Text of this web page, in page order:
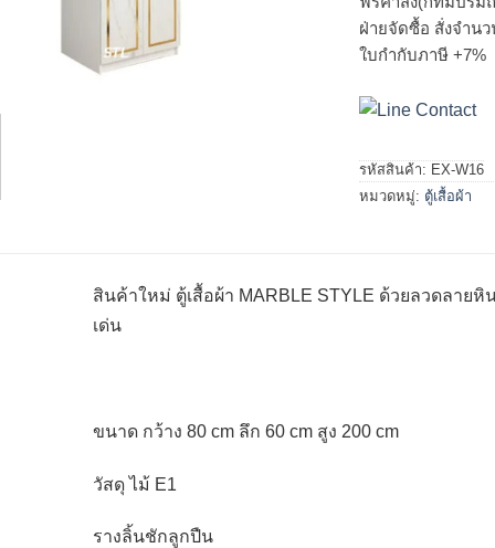
ฝ่ายจัดซื้อ สั่งจำน
ใบกำกับภาษี +7%
รหัสสินค้า: EX-W16
หมวดหมู่: ตู้เสื้อผ้า
สินค้าใหม่ ตู้เสื้อผ้า MARBLE STYLE ด้วยลวดลา
เด่น
ขนาด กว้าง 80 cm ลึก 60 cm สูง 200 cm
วัสดุ ไม้ E1
รางลิ้นชักลูกปืน